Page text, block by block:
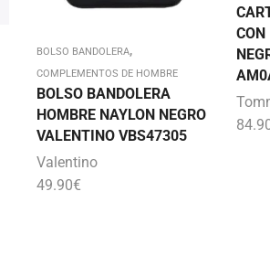
BOLSO BANDOLERA,
COMPLEMENTOS DE HOMBRE
BOLSO BANDOLERA
HOMBRE NAYLON NEGRO
VALENTINO VBS47305
Valentino
49.90€
CON